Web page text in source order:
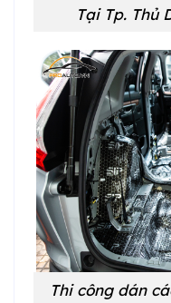
Tại Tp. Thủ
Thi công dán